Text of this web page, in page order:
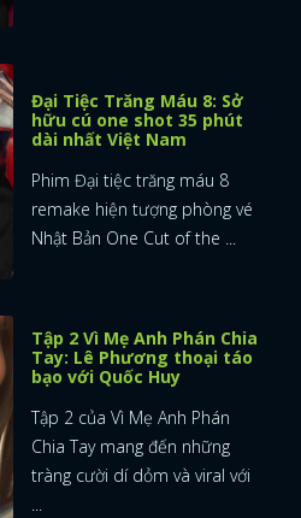
Đại Tiệc Trăng Máu 8: Sở
hữu cú one shot 35 phút
dài nhất Việt Nam
Phim Đại tiệc trăng máu 8
remake hiện tượng phòng vé
Nhật Bản One Cut of the ...
Tập 2 Vì Mẹ Anh Phán Chia
Tay: Lê Phương thoại táo
bạo với Quốc Huy
Tập 2 của Vì Mẹ Anh Phán
Chia Tay mang đến những
tràng cười dí dỏm và viral với
...